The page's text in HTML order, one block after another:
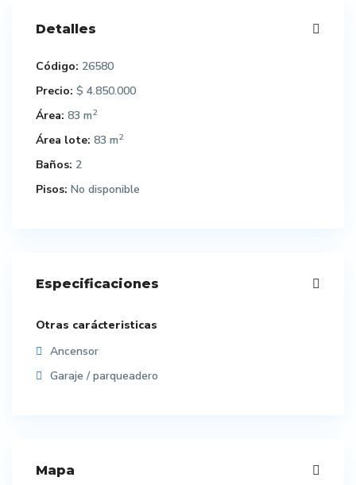
Detalles
Código: 26580
Precio: $ 4.850.000
Área: 83 m2
Área lote: 83 m2
Baños: 2
Pisos: No disponible
Especificaciones
Otras carácteristicas
Ancensor
Garaje / parqueadero
Mapa